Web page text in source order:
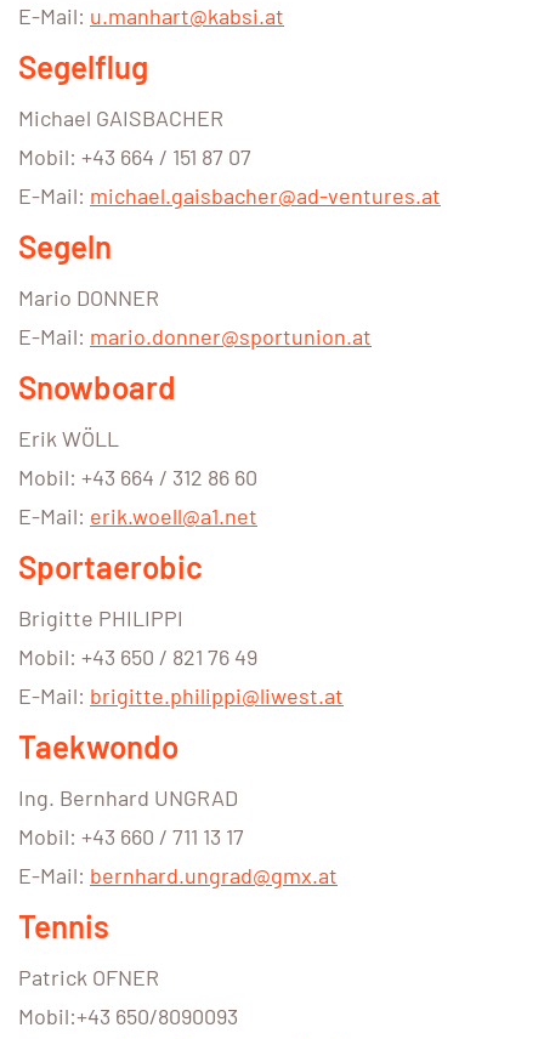
E-Mail: u.manhart@kabsi.at
Segelflug
Michael GAISBACHER
Mobil: +43 664 / 151 87 07
E-Mail: michael.gaisbacher@ad-ventures.at
Segeln
Mario DONNER
E-Mail: mario.donner@sportunion.at
Snowboard
Erik WÖLL
Mobil: +43 664 / 312 86 60
E-Mail: erik.woell@a1.net
Sportaerobic
Brigitte PHILIPPI
Mobil: +43 650 / 821 76 49
E-Mail: brigitte.philippi@liwest.at
Taekwondo
Ing. Bernhard UNGRAD
Mobil: +43 660 / 711 13 17
E-Mail: bernhard.ungrad@gmx.at
Tennis
Patrick OFNER
Mobil:+43 650/8090093